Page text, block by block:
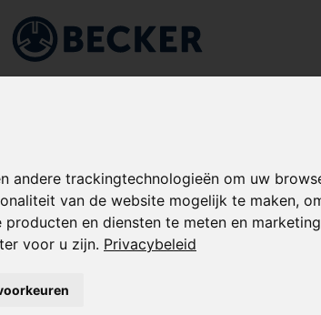
andere trackingtechnologieën om uw
van de website mogelijk te maken,
en diensten te meten en
voor u zijn. Privacybeleid